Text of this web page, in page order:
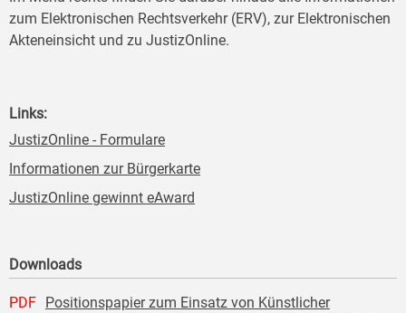
zum Elektronischen Rechtsverkehr (ERV), zur Elektronischen
Akteneinsicht und zu JustizOnline.
Links:
JustizOnline - Formulare
Informationen zur Bürgerkarte
JustizOnline gewinnt eAward
Downloads
PDF
Positionspapier zum Einsatz von Künstlicher